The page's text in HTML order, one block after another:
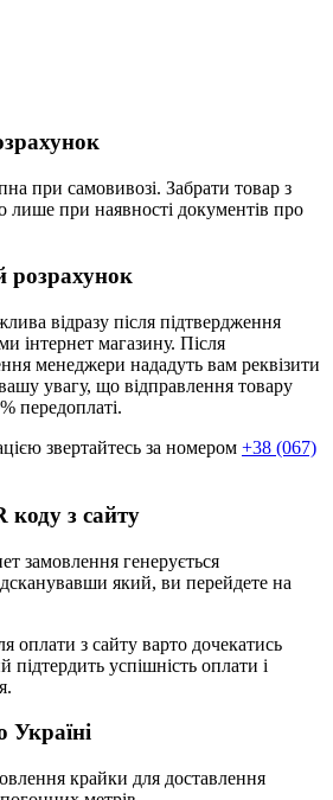
при самовивозі. Забрати товар з
при наявності документів про
розрахунок
відразу після підтвердження
інтернет магазину. Після
менеджери нададуть вам реквізити
увагу, що відправлення товару
передоплаті.
звертайтесь за номером +38 (067)
коду з сайту
замовлення генерується
який, ви перейдете на
оплати з сайту варто дочекатись
підтердить успішність оплати і
Україні
крайки для доставлення